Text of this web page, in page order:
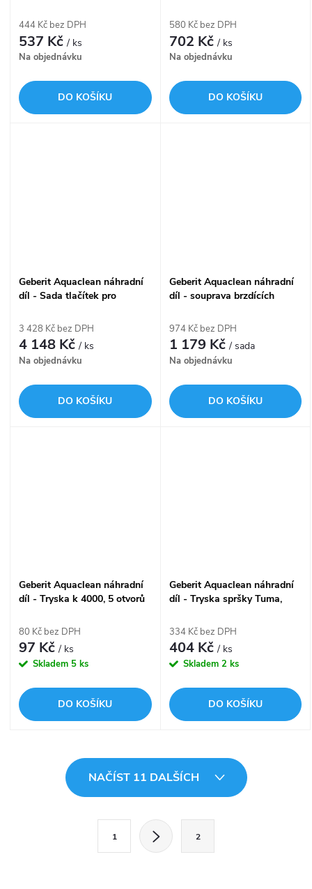
444 Kč bez DPH
537 Kč/ ks
Na objednávku
DO KOŠÍKU
580 Kč bez DPH
702 Kč/ ks
Na objednávku
DO KOŠÍKU
Geberit Aquaclean náhradní
díl - Sada tlačítek pro
3 428 Kč bez DPH
4 148 Kč/ ks
Na objednávku
DO KOŠÍKU
Geberit Aquaclean náhradní
díl - souprava brzdících
974 Kč bez DPH
1 179 Kč/ sada
Na objednávku
DO KOŠÍKU
Geberit Aquaclean náhradní
díl - Tryska k 4000, 5 otvorů
80 Kč bez DPH
97 Kč/ ks
Skladem 5 ks
DO KOŠÍKU
Geberit Aquaclean náhradní
díl - Tryska spršky Tuma,
334 Kč bez DPH
404 Kč/ ks
Skladem 2 ks
DO KOŠÍKU
NAČÍST 11 DALŠÍCH
1 2